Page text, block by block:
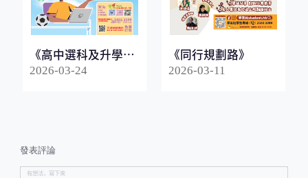
《高中選科及升學指
南2026》
2026-03-24
《同行規劃路》
2026-03-11
發表評論